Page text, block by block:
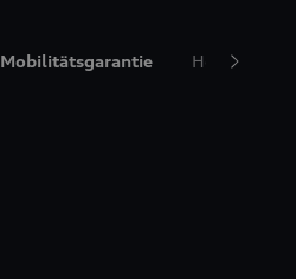
Mobilitätsgarantie Hol- und